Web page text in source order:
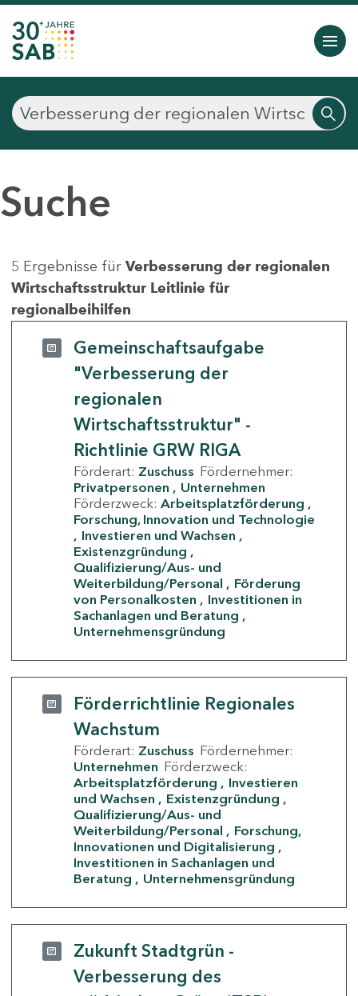
Suche
5 Ergebnisse für Verbesserung der regionalen
Wirtschaftsstruktur Leitlinie für
regionalbeihilfen
Gemeinschaftsaufgabe
"Verbesserung der
regionalen
Wirtschaftsstruktur" -
Richtlinie GRW RIGA
Förderart: Zuschuss Fördernehmer:
Privatpersonen
Unternehmen
Förderzweck: Arbeitsplatzförderung
Forschung, Innovation und Technologie
Investieren und Wachsen
Existenzgründung
Qualifizierung/Aus- und
Weiterbildung/Personal
Förderung
von Personalkosten
Investitionen in
Sachanlagen und Beratung
Unternehmensgründung
Förderrichtlinie Regionales
Wachstum
Förderart: Zuschuss Fördernehmer:
Unternehmen Förderzweck:
Arbeitsplatzförderung
Investieren
und Wachsen
Existenzgründung
Qualifizierung/Aus- und
Weiterbildung/Personal
Forschung,
Innovationen und Digitalisierung
Investitionen in Sachanlagen und
Beratung
Unternehmensgründung
Zukunft Stadtgrün -
Verbesserung des